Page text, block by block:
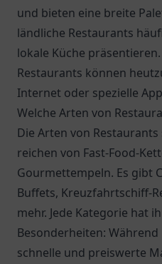
und bieten eine breite
ländliche Restaurants
lokale Küche
Restaurants können
Internet oder spezielle
Welche Arten von
Die Arten von
reichen von Fast-Food-
Gourmettempeln. Es gibt
Buffets, Kreuzfahrtschiff-
mehr. Jede Kategorie hat
Besonderheiten: Während
schnelle und preiswerte